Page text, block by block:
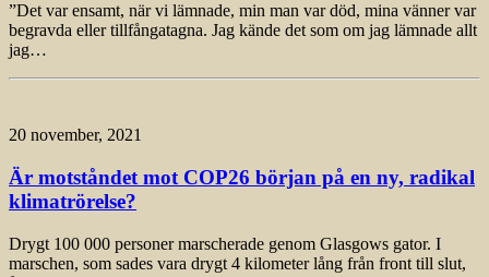
”Det var ensamt, när vi lämnade, min man var död, mina vänner var
begravda eller tillfångatagna. Jag kände det som om jag lämnade allt
jag…
20 november, 2021
Är motståndet mot COP26 början på en ny, radikal
klimatrörelse?
Drygt 100 000 personer marscherade genom Glasgows gator. I
marschen, som sades vara drygt 4 kilometer lång från front till slut,